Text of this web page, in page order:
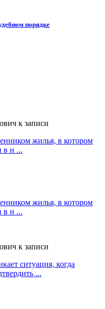
порядке
к записи
жилья, в котором
в н ...
жилья, в котором
в н ...
к записи
ситуация, когда
...